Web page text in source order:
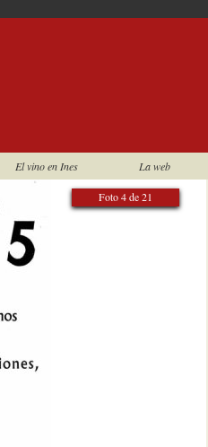
El vino en Ines La web
Foto 4 de 21